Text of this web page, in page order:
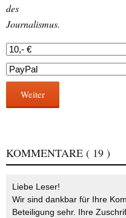
des
Journalismus.
Weiter
KOMMENTARE ( 19 )
Liebe Leser!
Wir sind dankbar für Ihre
Beteiligung sehr. Ihre